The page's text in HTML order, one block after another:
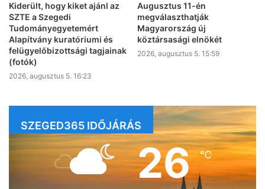
Kiderült, hogy kiket ajánl az
SZTE a Szegedi
Tudományegyetemért
Alapítvány kuratóriumi és
felügyelőbizottsági tagjainak
(fotók)
2026, augusztus 5. 16:23
Augusztus 11-én
megválaszthatják
Magyarország új
köztársasági elnökét
2026, augusztus 5. 15:59
SZEGED365 IDŐJÁRÁS
26℃